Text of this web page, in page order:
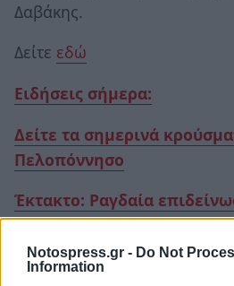
Notospress.gr - Do Not
Information
Δαβάκης.
Δείτε εδώ
Ειδήσεις σήμερα:
Δείτε τα σημερινά
Πελοπόννησο
Έκτακτο: Ραγδαία
Ανοίγουν την 1η
Λύκεια